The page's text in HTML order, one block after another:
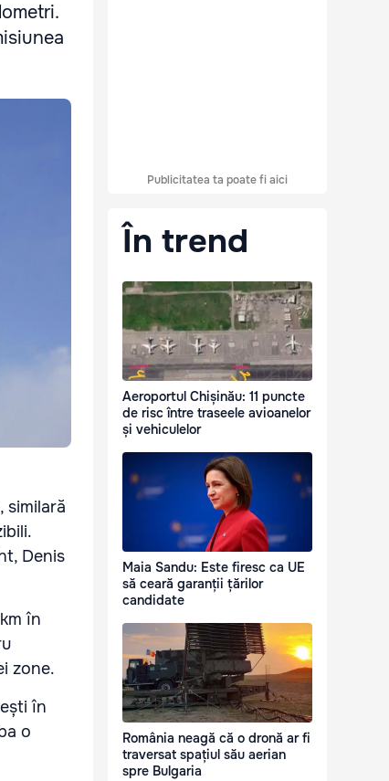
similară
Denis
în
zone.
în
o
Publicitatea ta poate fi aici
În trend
Aeroportul Chișinău: 11 puncte
de risc între traseele avioanelor
și vehiculelor
Maia Sandu: Este firesc ca UE
să ceară garanții țărilor
candidate
România neagă că o dronă ar fi
traversat spațiul său aerian
spre Bulgaria